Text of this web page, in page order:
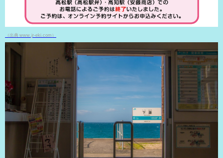
（出典 www.jr-eki.com）